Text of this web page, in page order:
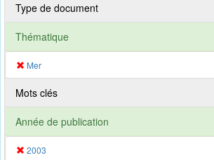
Type de document
Thématique
Mer
Mots clés
Année de publication
2003